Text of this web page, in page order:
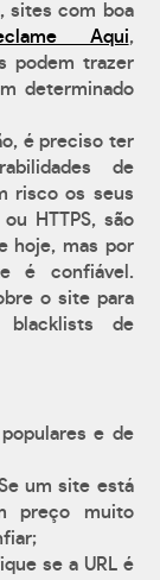
sites com boa
Aqui,
podem trazer
determinado
é preciso ter
de
risco os seus
HTTPS, são
hoje, mas por
é confiável.
o site para
de
e de
um site está
preço muito
se a URL é